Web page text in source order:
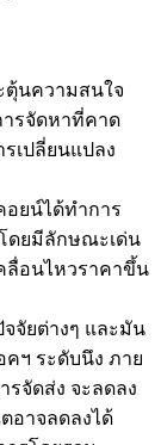
ตุ้นความสนใจ
ารจัดหาที่คาด
เปลี่ยนแปลง
ยน์ได้ทำการ
ดยมีลักษณะเด่น
ลื่อนไหวราคาขึ้น
จจัยต่างๆ และมัน
คฯ ระดับนึง ภาย
จัดส่ง จะลดลง
อาจลดลงได้